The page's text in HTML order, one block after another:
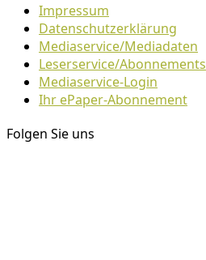
Impressum
Datenschutzerklärung
Mediaservice/Mediadaten
Leserservice/Abonnements
Mediaservice-Login
Ihr ePaper-Abonnement
Folgen Sie uns